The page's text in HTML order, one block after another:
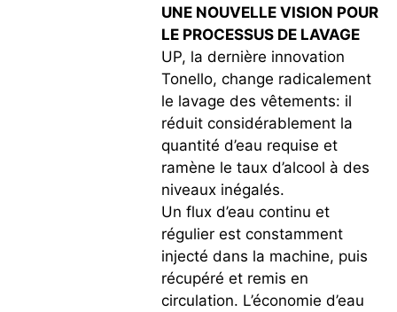
UNE NOUVELLE VISION POUR
LE PROCESSUS DE LAVAGE
UP, la dernière innovation
Tonello, change radicalement
le lavage des vêtements: il
réduit considérablement la
quantité d’eau requise et
ramène le taux d’alcool à des
niveaux inégalés.
Un flux d’eau continu et
régulier est constamment
injecté dans la machine, puis
récupéré et remis en
circulation. L’économie d’eau